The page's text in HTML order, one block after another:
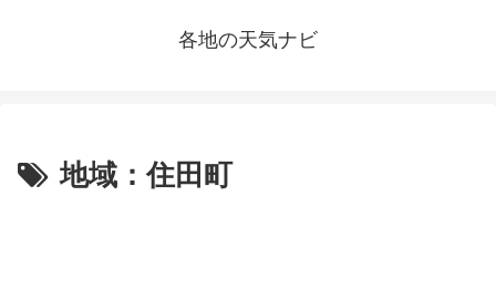
各地の天気ナビ
地域：住田町